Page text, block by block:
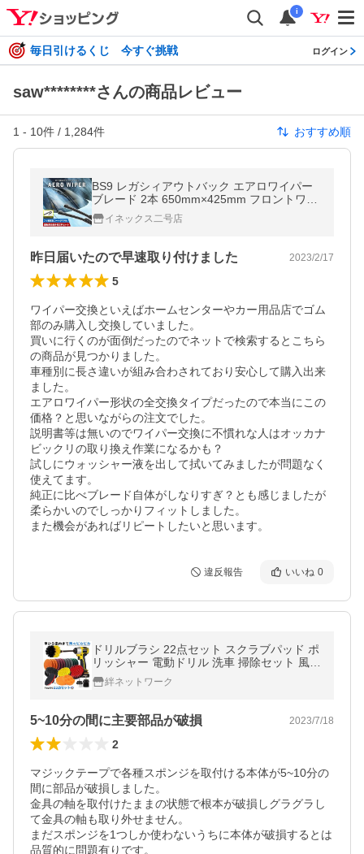
i
毎日引けるくじ 今すぐ挑戦 ログイン
saw********さんの商品レビュー
1 - 10件 / 1,284件 おすすめ順
BS9 レガシィアウトバック エアロワイパー
ブレード 2本 650mm×425mm フロントワイ
パー フッ素樹脂コート
イネックス二号店
昨日届いたので早速取り付けました 2023/2/17
5
ワイパー交換といえばホームセンターやカー用品店でゴム
部のみ購入し交換していました。
買いに行くのが面倒だったのでネットで検索するとこちら
の商品が見つかりました。
車種別に長さ違いが組み合わされており安心して購入出来
ました。
エアロワイパー形状の全交換タイプだったので本当にこの
価格？と思いながらの注文でした。
説明書等は無いのでワイパー交換に不慣れな人はオッカナ
ビックリの取り換え作業になるかも？
試しにウォッシャー液を出して拭いてみましたが問題なく
使えてます。
純正に比べブレード自体がしなりすぎ？とも感じましたが
柔らかいのでしっかりフィットしました。
また機会があればリピートしたいと思います。
違反報告 いいね 0
ドリルブラシ 22点セット スクラブパッド ポ
リッシャー 電動ドリル 洗車 掃除セット 風呂
掃除 キッチン クリーニング 研磨 黄砂 22-D
SOGH 爆買
絆ネットワーク
5~10分の間に主要部品が破損 2023/7/18
2
マジックテープで各種スポンジを取付ける本体が5~10分の
間に部品が破損しました。
金具の軸を取付けたままの状態で根本が破損しグラグラし
て金具の軸も取り外せません。
まだスポンジを1つしか使わないうちに本体が破損するとは
品質的に問題有りです。